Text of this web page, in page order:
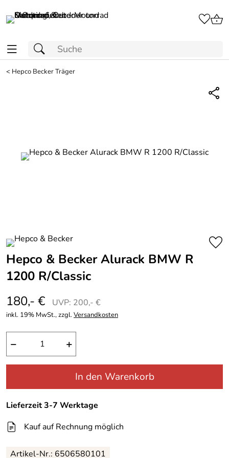
< Hepco Becker Träger
Hepco & Becker Alurack BMW R
1200 R/Classic
180,- €
UVP: 200,- €
inkl. 19% MwSt., zzgl.Versandkosten
− +
In den Warenkorb
Lieferzeit 3-7 Werktage
Kauf auf Rechnung möglich
Artikel-Nr.: 6506580101